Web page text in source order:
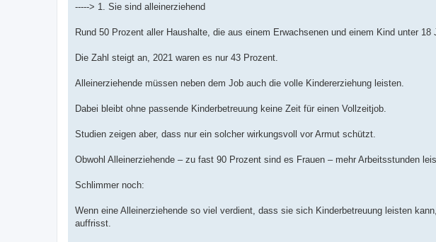
-----> 1. Sie sind alleinerziehend
Rund 50 Prozent aller Haushalte, die aus einem Erwachsenen und einem Kind unter 18
Die Zahl steigt an, 2021 waren es nur 43 Prozent.
Alleinerziehende müssen neben dem Job auch die volle Kindererziehung leisten.
Dabei bleibt ohne passende Kinderbetreuung keine Zeit für einen Vollzeitjob.
Studien zeigen aber, dass nur ein solcher wirkungsvoll vor Armut schützt.
Obwohl Alleinerziehende – zu fast 90 Prozent sind es Frauen – mehr Arbeitsstunden
Schlimmer noch:
Wenn eine Alleinerziehende so viel verdient, dass sie sich Kinderbetreuung leisten
auffrisst.